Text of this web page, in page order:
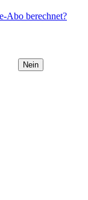
Abo berechnet?
Nein